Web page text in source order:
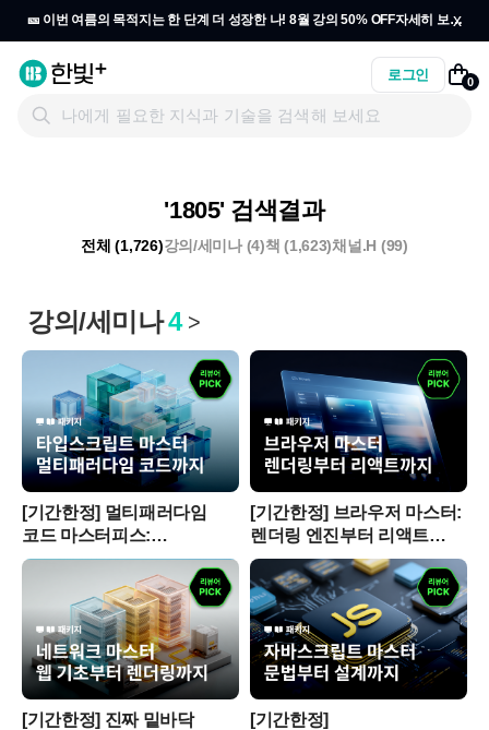
🎫 이번 여름의 목적지는 한 단계 더 성장한 나! 8월 강의 50% OFF자세히 보기
x
로그인 0
'1805' 검색결과
전체 (1,726)강의/세미나 (4)책 (1,623)채널.H (99)
강의/세미나4 >
[기간한정] 멀티패러다임
코드 마스터피스:
타입스크립트 실무 완성
[기간한정] 브라우저 마스터:
렌더링 엔진부터 리액트
실무까지 (~5/10)
[기간한정] 진짜 밑바닥
[기간한정]